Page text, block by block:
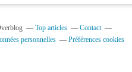
Top articles
Contact
personnelles Préférences cookies